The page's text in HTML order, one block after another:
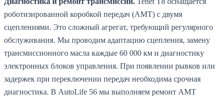
роботизированной коробкой передач (AMT) с двумя
сцеплениями. Это сложный агрегат, требующий регулярного
обслуживания. Мы проводим адаптацию сцепления, замену
трансмиссионного масла каждые 60 000 км и диагностику
электронных блоков управления. При появлении рывков или
задержек при переключении передач необходима срочная
диагностика. В AutoLife 56 мы выполняем ремонт AMT